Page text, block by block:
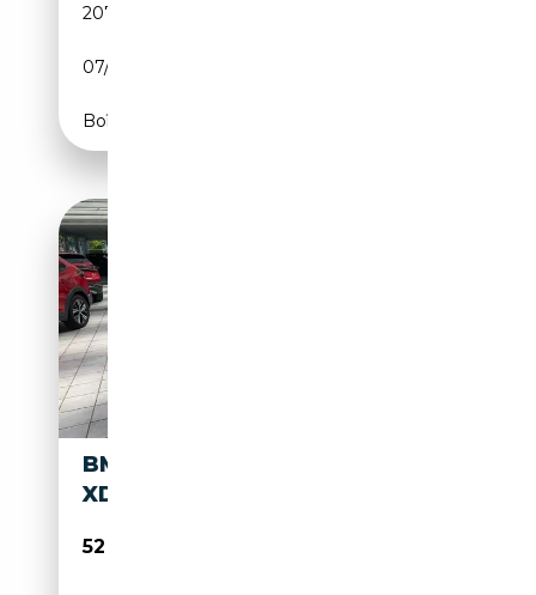
207 571 km
07/2002
Boîte automatique
BMW M440 4 CABRIO M440 I
XDRIVE
52 800€